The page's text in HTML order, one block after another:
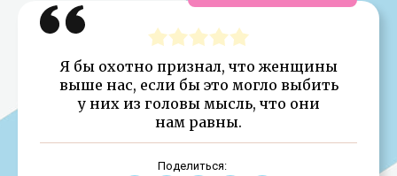
Я бы охотно признал, что женщины
выше нас, если бы это могло выбить
у них из головы мысль, что они
нам равны.
Поделиться: